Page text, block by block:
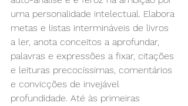
uma personalidade intelectual. Elabora
metas e listas intermináveis de livros
a ler, anota conceitos a aprofundar,
palavras e expressões a fixar, citações
e leituras precocíssimas, comentários
e convicções de invejável
profundidade. Até às primeiras